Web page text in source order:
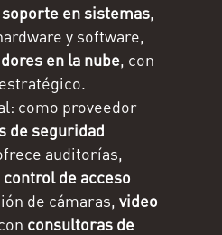
soporte en sistemas,
y software,
en la nube, con
como proveedor
de seguridad
auditorías,
control de acceso
de cámaras, video
consultoras de